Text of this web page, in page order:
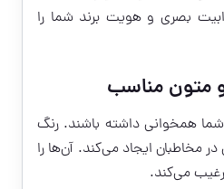
بصری و هویت برند شما را
و متون مناسب
همخوانی داشته باشند. رنگ
مخاطبان ایجاد می‌کند. آن‌ها را
می‌کند.